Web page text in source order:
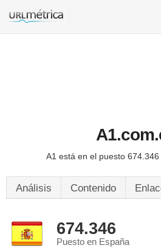
A1 está en el puesto 674.346
Análisis Contenido
674.346
Puesto en España